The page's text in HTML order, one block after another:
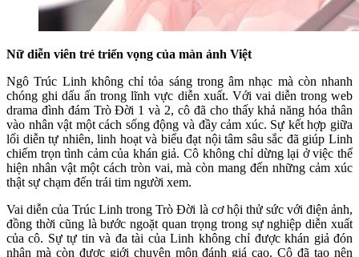
Nữ diễn viên trẻ triển vọng của màn ảnh Việt
Ngô Trúc Linh không chỉ tỏa sáng trong âm nhạc mà còn nhanh
chóng ghi dấu ấn trong lĩnh vực diễn xuất. Với vai diễn trong web
drama đình đám Trò Đời 1 và 2, cô đã cho thấy khả năng hóa thân
vào nhân vật một cách sống động và đầy cảm xúc. Sự kết hợp giữa
lối diễn tự nhiên, linh hoạt và biểu đạt nội tâm sâu sắc đã giúp Linh
chiếm trọn tình cảm của khán giả. Cô không chỉ dừng lại ở việc thể
hiện nhân vật một cách tròn vai, mà còn mang đến những cảm xúc
thật sự chạm đến trái tim người xem.
Vai diễn của Trúc Linh trong Trò Đời là cơ hội thử sức với điện ảnh,
đồng thời cũng là bước ngoặt quan trọng trong sự nghiệp diễn xuất
của cô. Sự tự tin và đa tài của Linh không chỉ được khán giả đón
nhận mà còn được giới chuyên môn đánh giá cao. Cô đã tạo nên